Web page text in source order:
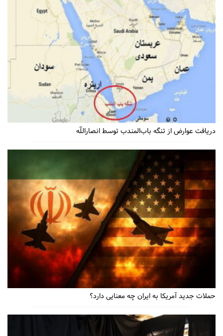
دریافت عوارض از تنگه باب‌المندب توسط انصاراللّه
حملات جدید آمریکا به ایران چه معنایی دارد؟